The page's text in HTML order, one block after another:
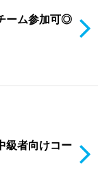
ーム参加可◎
級者向けコー